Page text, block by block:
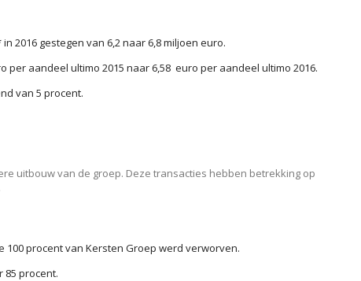
gestegen van 6,2 naar 6,8 miljoen euro.
per aandeel ultimo 2015 naar 6,58 euro per aandeel ultimo 2016.
van 5 procent.
uitbouw van de groep. Deze transacties hebben betrekking op
procent van Kersten Groep werd verworven.
85 procent.